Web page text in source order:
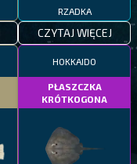
RZADKA
CZYTAJ WIĘCEJ
HOKKAIDO
PŁASZCZKA
KRÓTKOGONA